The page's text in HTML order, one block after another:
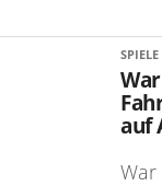
SPIELE
auf